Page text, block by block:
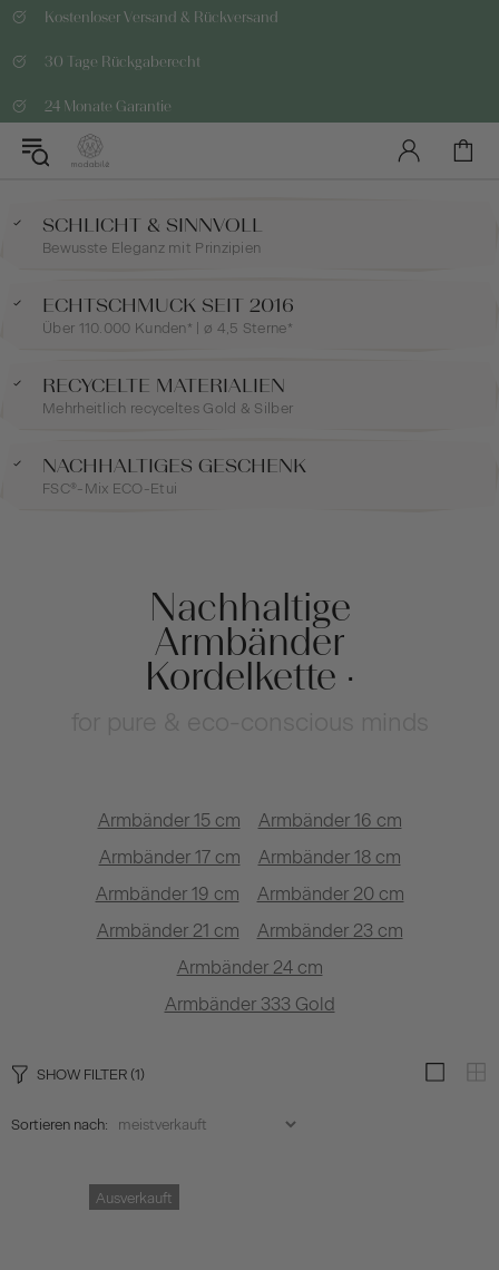
Kostenloser Versand & Rückversand
30 Tage Rückgaberecht
24 Monate Garantie
SCHLICHT & SINNVOLL
Bewusste Eleganz mit Prinzipien
ECHTSCHMUCK SEIT 2016
Über 110.000 Kunden* | ø 4,5 Sterne*
RECYCELTE MATERIALIEN
Mehrheitlich recyceltes Gold & Silber
NACHHALTIGES GESCHENK
FSC®-Mix ECO-Etui
Nachhaltige
Armbänder
Kordelkette ·
Armbänder 15 cm
Armbänder 16 cm
Armbänder 17 cm
Armbänder 18 cm
Armbänder 19 cm
Armbänder 20 cm
Armbänder 21 cm
Armbänder 23 cm
Armbänder 24 cm
Armbänder 333 Gold
SHOW FILTER (1)
Sortieren nach:
Ausverkauft